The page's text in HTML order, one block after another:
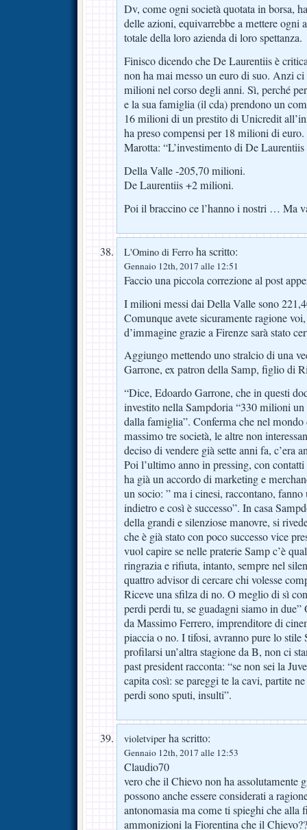
Dv, come ogni società quotata in borsa,
delle azioni, equivarrebbe a mettere ogni
totale della loro azienda di loro spettanza.
Finisco dicendo che De Laurentiis è
non ha mai messo un euro di suo. Anzi
milioni nel corso degli anni. Sì, perché
e la sua famiglia (il cda) prendono un
16 milioni di un prestito di Unicredit
ha preso compensi per 18 milioni di
Marotta: “L’investimento di De
Della Valle -205,70 milioni.
De Laurentiis +2 milioni.
Poi il braccino ce l’hanno i nostri … Ma
L'Omino di Ferro ha scritto:
Gennaio 12th, 2017 alle 12:51
Faccio una piccola correzione al post
I milioni messi dai Della Valle sono
Comunque avete sicuramente ragione
d’immagine grazie a Firenze sarà stato
Aggiungo mettendo uno stralcio di una
Garrone, ex patron della Samp, figlio di
“Dice, Edoardo Garrone, che in questi
investito nella Sampdoria “330 milioni
dalla famiglia”. Conferma che nel mondo
massimo tre società, le altre non
deciso di vendere già sette anni fa, c’era
Poi l’ultimo anno in pressing, con
ha già un accordo di marketing e
un socio: ” ma i cinesi, raccontano, fanno
indietro e così è successo”. In casa
della grandi e silenziose manovre, si
che è già stato con poco successo vice
vuol capire se nelle praterie Samp c’è
ringrazia e rifiuta, intanto, sempre nel
quattro advisor di cercare chi volesse
Riceve una sfilza di no. O meglio di sì
perdi perdi tu, se guadagni siamo in
da Massimo Ferrero, imprenditore di
piaccia o no. I tifosi, avranno pure lo stile
profilarsi un’altra stagione da B, non ci
past president racconta: “se non sei la
capita così: se pareggi te la cavi, partite
perdi sono sputi, insulti”.
violetviper ha scritto:
Gennaio 12th, 2017 alle 12:53
Claudio70
vero che il Chievo non ha assolutamente
possono anche essere considerati a
antonomasia ma come ti spieghi che alla
ammonizioni la Fiorentina che il Chievo??